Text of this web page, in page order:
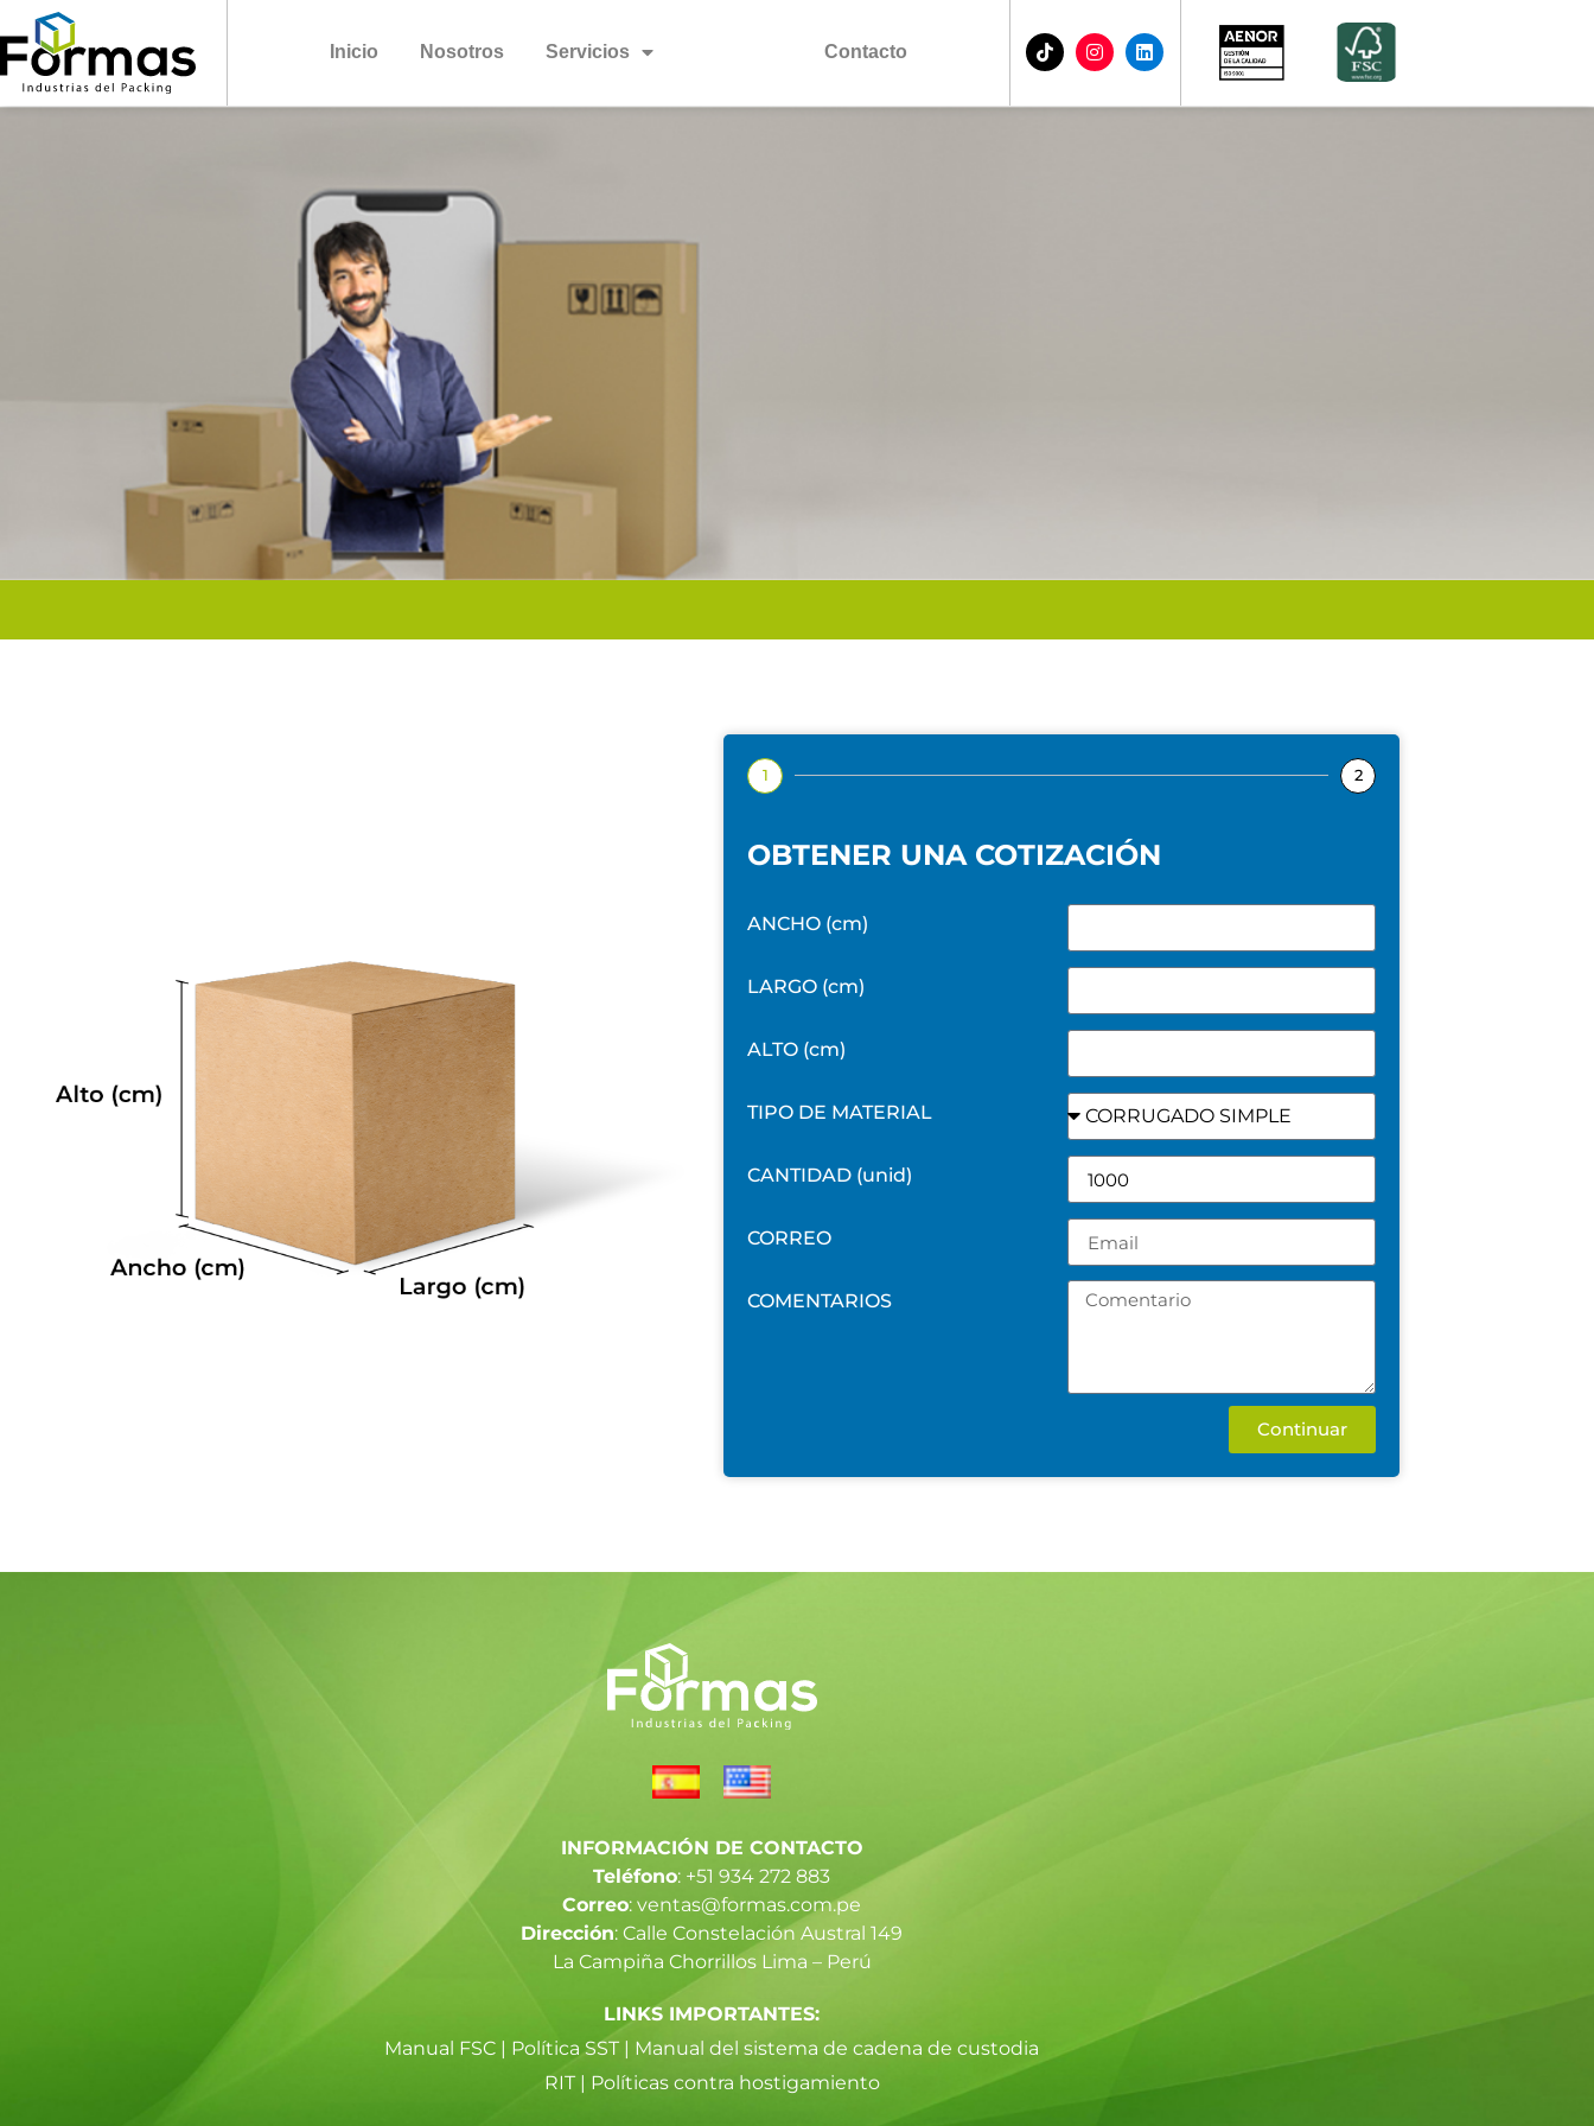
Inicio Nosotros Servicios Contacto
1 2
OBTENER UNA COTIZACIÓN
ANCHO (cm)
LARGO (cm)
ALTO (cm)
TIPO DE MATERIAL
CANTIDAD (unid)
CORREO
COMENTARIOS
Continuar
INFORMACIÓN DE CONTACTO
Teléfono: +51 934 272 883
Correo: ventas@formas.com.pe
Dirección: Calle Constelación Austral 149
La Campiña Chorrillos Lima – Perú
LINKS IMPORTANTES:
Manual FSC | Política SST | Manual del sistema de cadena de custodia
RIT| Políticas contra hostigamiento